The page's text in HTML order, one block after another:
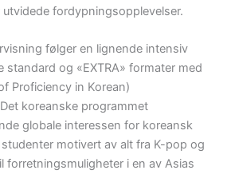
fordypningsopplevelser.
følger en lignende intensiv
standard og «EXTRA» formater med
Proficiency in Korean)
koreanske programmet
globale interessen for koreansk
motivert av alt fra K-pop og
forretningsmuligheter i en av Asias